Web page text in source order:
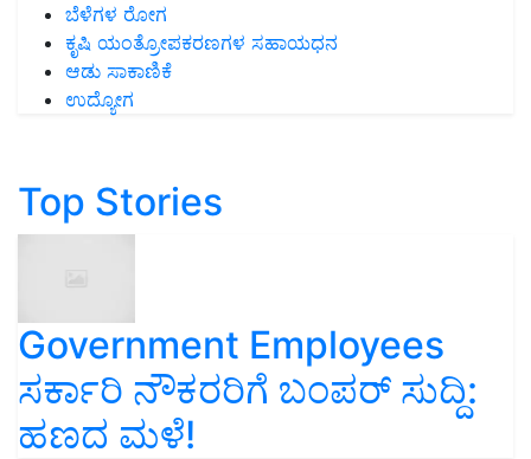
ಬೆಳೆಗಳ ರೋಗ
ಕೃಷಿ ಯಂತ್ರೋಪಕರಣಗಳ ಸಹಾಯಧನ
ಆಡು ಸಾಕಾಣಿಕೆ
ಉದ್ಯೋಗ
Top Stories
Government Employees
ಸರ್ಕಾರಿ ನೌಕರರಿಗೆ ಬಂಪರ್‌ ಸುದ್ದಿ:
ಹಣದ ಮಳೆ!